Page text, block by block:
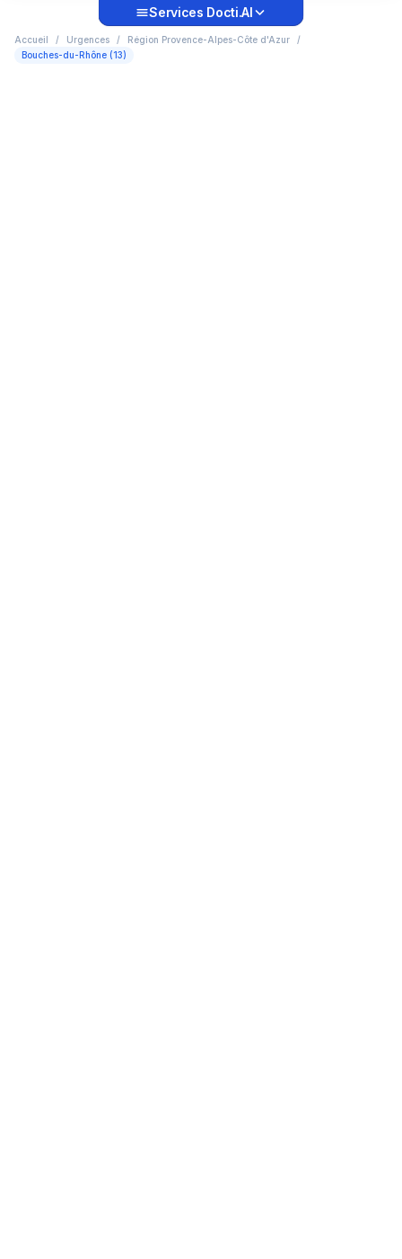
Services Docti.AI
Accueil / Urgences / Région Provence-Alpes-Côte d'Azur
/
Bouches-du-Rhône (13)